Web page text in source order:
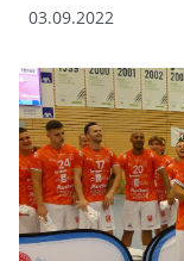
03.09.2022